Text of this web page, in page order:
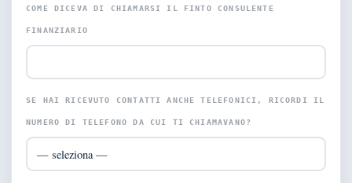
COME DICEVA DI CHIAMARSI IL FINTO CONSULENTE
FINANZIARIO
SE HAI RICEVUTO CONTATTI ANCHE TELEFONICI, RICORDI IL
NUMERO DI TELEFONO DA CUI TI CHIAMAVANO?